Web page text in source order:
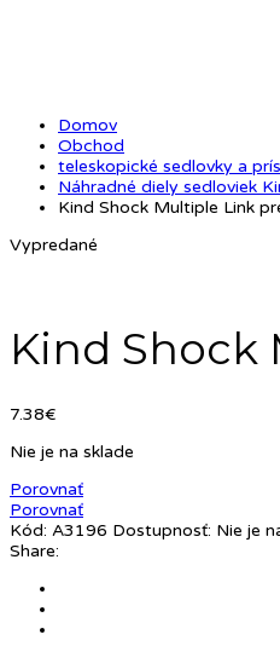
Domov
Obchod
teleskopické sedlovky a
Náhradné diely sedloviek
Kind Shock Multiple Link
Vypredané
Kind Shock
7.38€
Nie je na sklade
Porovnať
Porovnať
Kód: A3196 Dostupnosť: Nie je
Share: